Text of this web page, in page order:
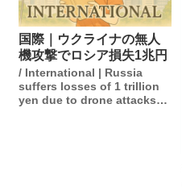
国際｜ウクライナの無人
機攻撃でロシア損失1兆円
/ International | Russia
suffers losses of 1 trillion
yen due to drone attacks in